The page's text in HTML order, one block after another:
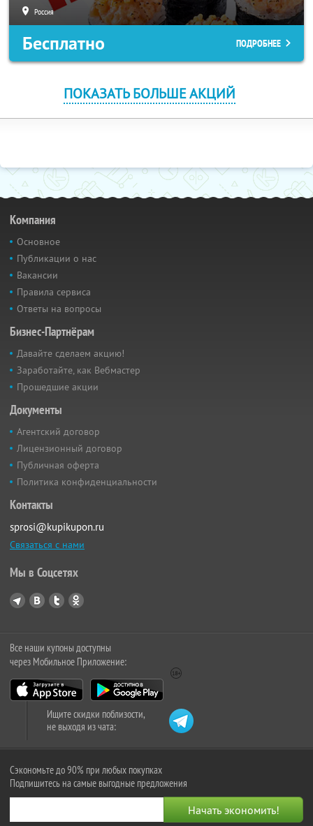
Россия
Бесплатно ПОДРОБНЕЕ
ПОКАЗАТЬ БОЛЬШЕ АКЦИЙ
Компания
Основное
Публикации о нас
Вакансии
Правила сервиса
Ответы на вопросы
Бизнес-Партнёрам
Давайте сделаем акцию!
Заработайте, как Вебмастер
Прошедшие акции
Документы
Агентский договор
Лицензионный договор
Публичная оферта
Политика конфиденциальности
Контакты
sprosi@kupikupon.ru
Связаться с нами
Мы в Соцсетях
Все наши купоны доступны
через Мобильное Приложение:
Ищите скидки поблизости,
не выходя из чата:
Сэкономьте до 90% при любых покупках
Подпишитесь на самые выгодные предложения